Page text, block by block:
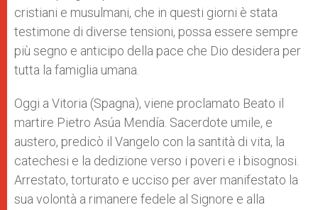
cristiani e musulmani, che in questi giorni è stata
testimone di diverse tensioni, possa essere sempre
più segno e anticipo della pace che Dio desidera per
tutta la famiglia umana.
Oggi a Vitoria (Spagna), viene proclamato Beato il
martire Pietro Asúa Mendía. Sacerdote umile, e
austero, predicò il Vangelo con la santità di vita, la
catechesi e la dedizione verso i poveri e i bisognosi.
Arrestato, torturato e ucciso per aver manifestato la
sua volontà a rimanere fedele al Signore e alla